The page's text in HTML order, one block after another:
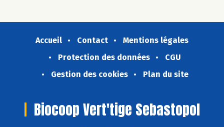
Accueil Contact
Mentions légales
Protection des données
CGU
Gestion des cookies
Plan du site
Biocoop Vert'tige Sebastopol